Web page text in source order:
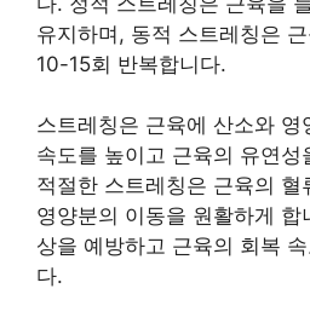
유지하며, 동적 스트레칭은
10-15회 반복합니다.
스트레칭은 근육에 산소와 영
속도를 높이고 근육의 유연
적절한 스트레칭은 근육의
영양분의 이동을 원활하게
상을 예방하고 근육의 회복
다.